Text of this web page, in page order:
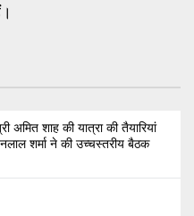
अमित शाह की यात्रा की तैयारियां
शर्मा ने की उच्चस्तरीय बैठक